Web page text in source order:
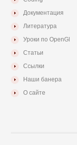
Документация
Литература
Уроки по OpenGl
Статьи
Ссылки
Наши банера
О сайте